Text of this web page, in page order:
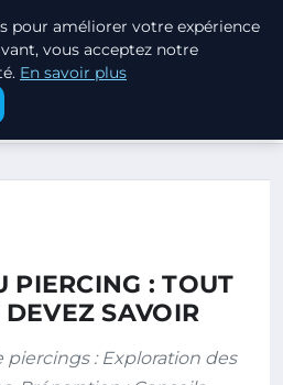
CE QUE VOUS DEVEZ SAVOIR
PIERCING : TOUT
SAVOIR
piercings : Exploration des
pour améliorer votre expérience
vous acceptez notre
En savoir plus